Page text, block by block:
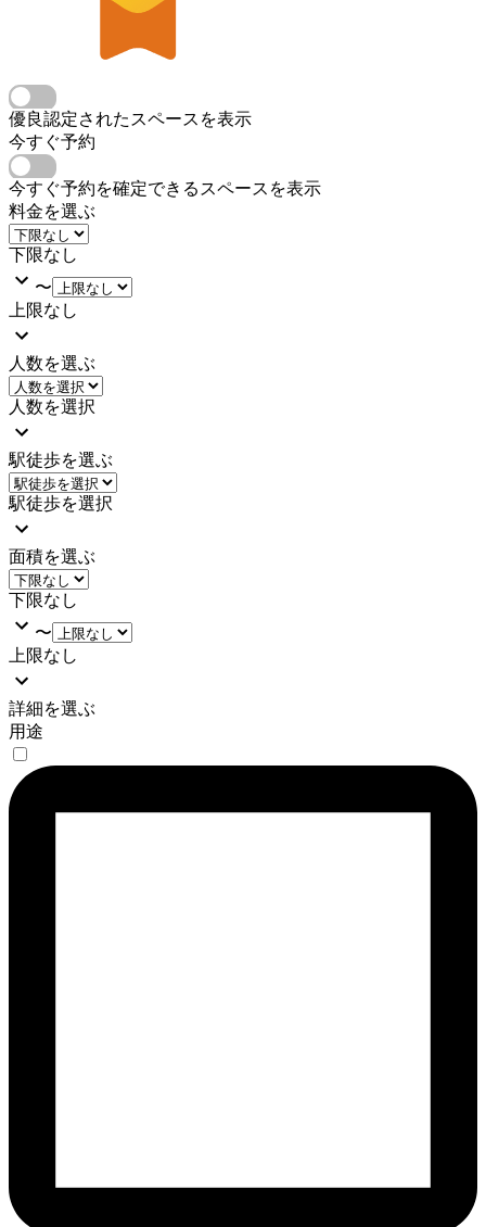
優良認定されたスペースを表示
今すぐ予約
今すぐ予約を確定できるスペースを表示
料金を選ぶ
下限なし
〜
上限なし
人数を選ぶ
人数を選択
駅徒歩を選ぶ
駅徒歩を選択
面積を選ぶ
下限なし
〜
上限なし
詳細を選ぶ
用途